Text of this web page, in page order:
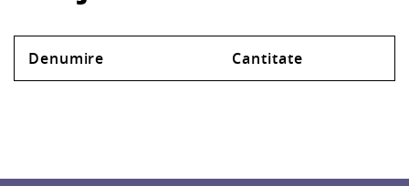
Denumire Cantitate